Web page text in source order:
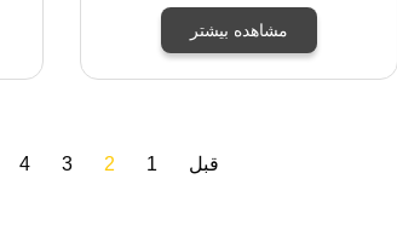
مشاهده بیشتر
قبل 1
2
3
4